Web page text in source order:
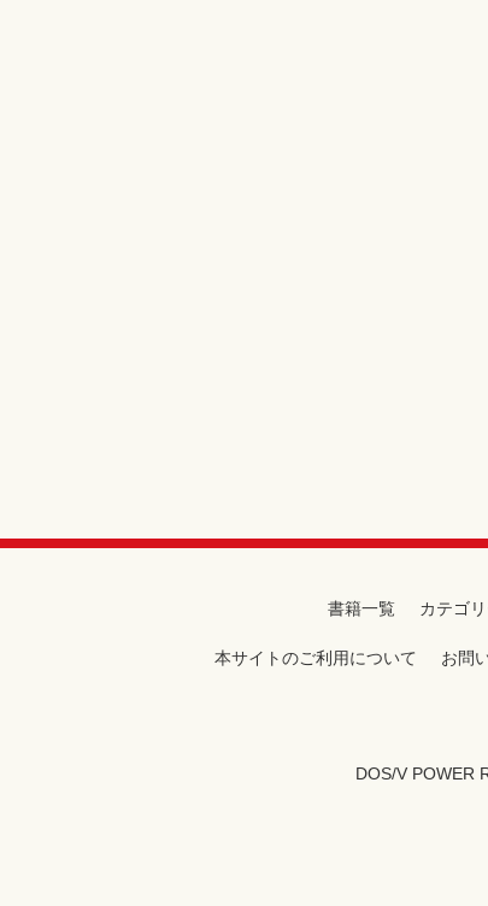
書籍一覧 カテゴ
本サイトのご利用について お問
DOS/V POWER